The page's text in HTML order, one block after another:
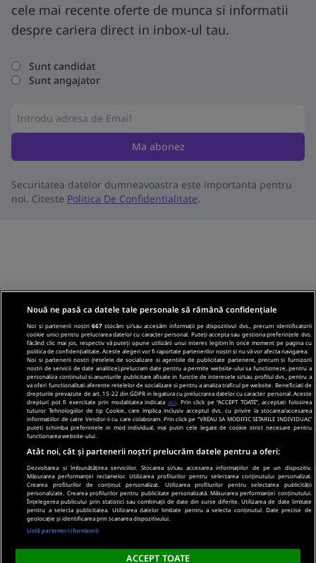
cele mai recente oferte de munca si informatii
despre cariera direct in inbox-ul tau.
Sunt candidat
Sunt angajator
Ma abonez
Securitatea datelor dumneavoastra este importanta pentru
noi. Citeste Politica De Confidentialitate.
Nouă ne pasă ca datele tale personale să rămână confidențiale
Noi și partenerii noștri667 stocăm și/sau accesăm informații pe dispozitivul dvs., precum identificatorii
cookie unici pentru prelucrarea datelor cu caracter personal. Puteți accepta sau gestiona preferințele dvs.
făcând clic mai jos, respectiv vă puteți opune utilizării unui interes legitim în orice moment pe pagina cu
politica de confidențialitate. Aceste alegeri vor fi raportate partenerilor noștri și nu vă vor afecta navigarea.
Noi si partenerii nostri (retelele de socializare si agentiile de publicitate partenere, precum si furnizorii
nostri de servicii de date analitice) prelucram date pentru a permite website-ului sa functioneze, pentru a
personaliza continutul si anunturile publicitare afisate in functie de interesele si/sau profilul dvs., pentru a
va oferi functionalitati aferente retelelor de socializare si pentru a analiza traficul pe website. Beneficiati de
drepturile prevazute de art. 15-22 din GDPR in legatura cu prelucrarea datelor cu caracter personal. Aceste
drepturi pot fi exercitate prin modalitatea indicata aici . Prin click pe “ACCEPT TOATE”, acceptati folosirea
tuturor Tehnologiilor de tip Cookie, care implica inclusiv acceptul dvs. cu privire la stocarea/accesarea
informatiilor de catre Vendor-ii cu care colaboram. Prin click pe “VREAU SA MODIFIC SETARILE INDIVIDUAL”
puteti schimba preferintele in mod individual, mai putin cele legate de cookie strict necesare pentru
functionarea website-ului.
Atât noi, cât și partenerii noștri prelucrăm datele pentru a oferi:
Dezvoltarea și îmbunătățirea serviciilor. Stocarea și/sau accesarea informațiilor de pe un dispozitiv.
Măsurarea performanței reclamelor. Utilizarea profilurilor pentru selectarea conținutului personalizat.
Crearea profilurilor de conținut personalizat. Utilizarea profilurilor pentru selectarea publicității
personalizate. Crearea profilurilor pentru publicitate personalizată. Măsurarea performanței conținutului.
Înțelegerea publicului prin statistici sau combinații de date din surse diferite. Utilizarea de date limitate
pentru a selecta publicitatea. Utilizarea datelor limitate pentru a selecta conținutul. Date precise de
geolocație și identificarea prin scanarea dispozitivului.
Listă parteneri (furnizori)
ACCEPT TOATE